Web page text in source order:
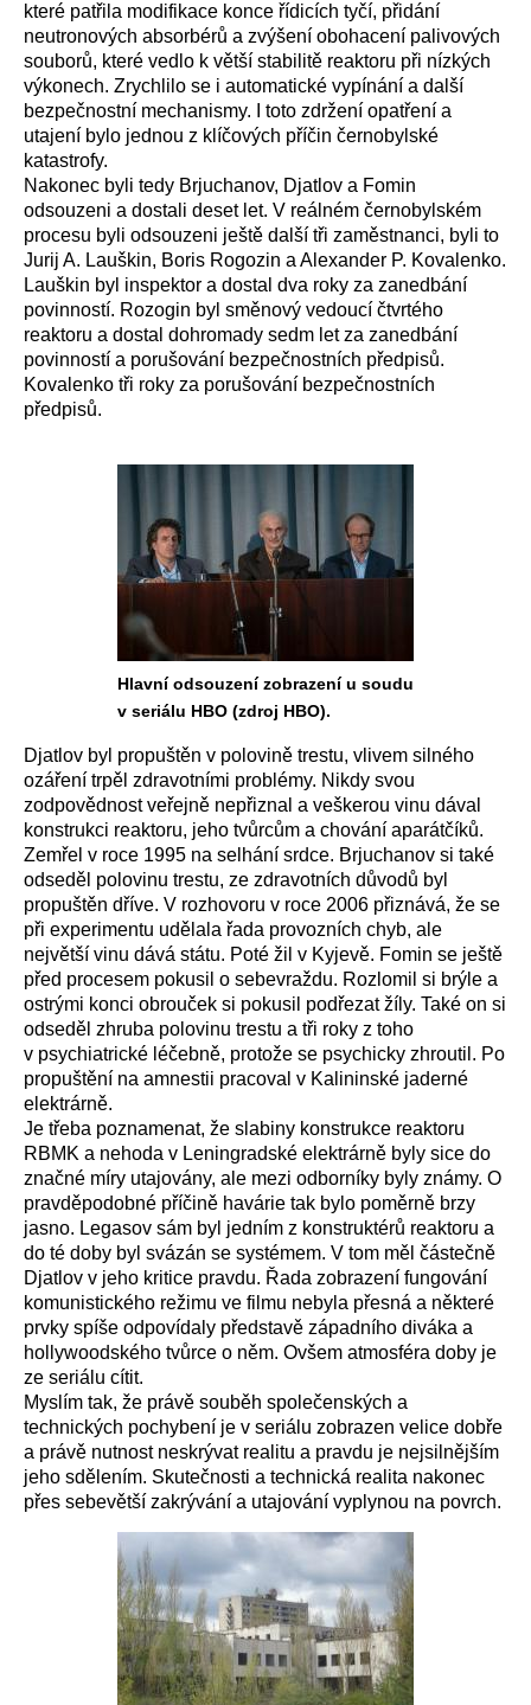
které patřila modifikace konce řídicích tyčí, přidání
neutronových absorbérů a zvýšení obohacení palivových
souborů, které vedlo k větší stabilitě reaktoru při nízkých
výkonech. Zrychlilo se i automatické vypínání a další
bezpečnostní mechanismy. I toto zdržení opatření a
utajení bylo jednou z klíčových příčin černobylské
katastrofy.
Nakonec byli tedy Brjuchanov, Djatlov a Fomin
odsouzeni a dostali deset let. V reálném černobylském
procesu byli odsouzeni ještě další tři zaměstnanci, byli to
Jurij A. Lauškin, Boris Rogozin a Alexander P. Kovalenko.
Lauškin byl inspektor a dostal dva roky za zanedbání
povinností. Rozogin byl směnový vedoucí čtvrtého
reaktoru a dostal dohromady sedm let za zanedbání
povinností a porušování bezpečnostních předpisů.
Kovalenko tři roky za porušování bezpečnostních
předpisů.
Hlavní odsouzení zobrazení u soudu
v seriálu HBO (zdroj HBO).
Djatlov byl propuštěn v polovině trestu, vlivem silného
ozáření trpěl zdravotními problémy. Nikdy svou
zodpovědnost veřejně nepřiznal a veškerou vinu dával
konstrukci reaktoru, jeho tvůrcům a chování aparátčíků.
Zemřel v roce 1995 na selhání srdce. Brjuchanov si také
odseděl polovinu trestu, ze zdravotních důvodů byl
propuštěn dříve. V rozhovoru v roce 2006 přiznává, že se
při experimentu udělala řada provozních chyb, ale
největší vinu dává státu. Poté žil v Kyjevě. Fomin se ještě
před procesem pokusil o sebevraždu. Rozlomil si brýle a
ostrými konci obrouček si pokusil podřezat žíly. Také on si
odseděl zhruba polovinu trestu a tři roky z toho
v psychiatrické léčebně, protože se psychicky zhroutil. Po
propuštění na amnestii pracoval v Kalininské jaderné
elektrárně.
Je třeba poznamenat, že slabiny konstrukce reaktoru
RBMK a nehoda v Leningradské elektrárně byly sice do
značné míry utajovány, ale mezi odborníky byly známy. O
pravděpodobné příčině havárie tak bylo poměrně brzy
jasno. Legasov sám byl jedním z konstruktérů reaktoru a
do té doby byl svázán se systémem. V tom měl částečně
Djatlov v jeho kritice pravdu. Řada zobrazení fungování
komunistického režimu ve filmu nebyla přesná a některé
prvky spíše odpovídaly představě západního diváka a
hollywoodského tvůrce o něm. Ovšem atmosféra doby je
ze seriálu cítit.
Myslím tak, že právě souběh společenských a
technických pochybení je v seriálu zobrazen velice dobře
a právě nutnost neskrývat realitu a pravdu je nejsilnějším
jeho sdělením. Skutečnosti a technická realita nakonec
přes sebevětší zakrývání a utajování vyplynou na povrch.